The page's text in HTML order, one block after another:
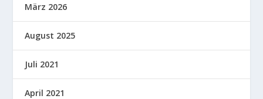
März 2026
August 2025
Juli 2021
April 2021